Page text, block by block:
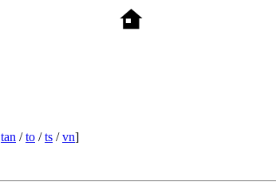
tan /to /ts /vn]